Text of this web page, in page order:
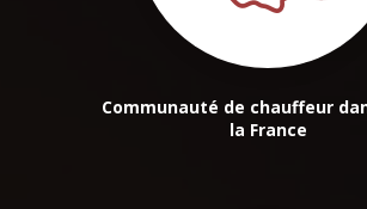
Communauté de chauffeur
la France